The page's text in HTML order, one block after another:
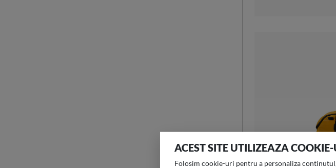
ACEST SITE UTILIZEAZA COOKIE-
Folosim cookie-uri pentru a personaliza